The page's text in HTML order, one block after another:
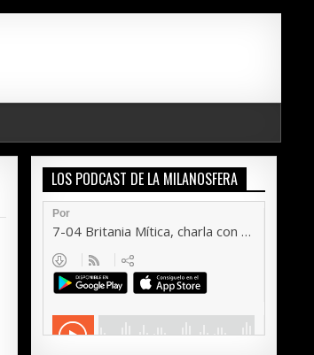
LOS PODCAST DE LA MILANOSFERA